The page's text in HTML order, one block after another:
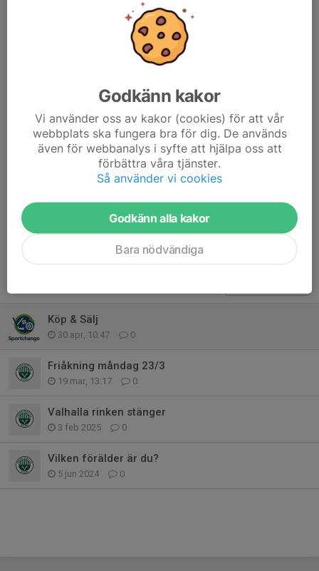
Nu finns möjligheten till en digital bakluckeloppis. Vi har anslutit
oss till Sportchange där ni kan skapa konto och lägga upp
begagnad utrustning. Detta är en både bra och säker sida för
detta ändamål. Vi hoppas fler föreningar ansluter sig så det blir
många som kan ta del av detta fina initiativ. Ett enkelt och
effektivt sätt att både sälja och köpa begagnad utrustning.
Dela nyhet
Köp & Sälj
30 apr, 10:47 0
Friåkning måndag 23/3
19 mar, 13:17 0
Valhalla rinken stänger
3 feb 2025 0
Vilken förälder är du?
5 jun 2024 0
Godkänn kakor
Vi använder oss av kakor (cookies) för att vår
webbplats ska fungera bra för dig. De används
även för webbanalys i syfte att hjälpa oss att
förbättra våra tjänster.
Så använder vi cookies
Godkänn alla kakor
Bara nödvändiga